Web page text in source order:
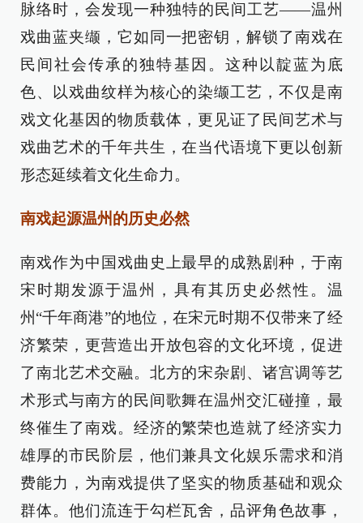
脉络时，会发现一种独特的民间工艺——温州
戏曲蓝夹缬，它如同一把密钥，解锁了南戏在
民间社会传承的独特基因。这种以靛蓝为底
色、以戏曲纹样为核心的染缬工艺，不仅是南
戏文化基因的物质载体，更见证了民间艺术与
戏曲艺术的千年共生，在当代语境下更以创新
形态延续着文化生命力。
南戏起源温州的历史必然
南戏作为中国戏曲史上最早的成熟剧种，于南
宋时期发源于温州，具有其历史必然性。温
州“千年商港”的地位，在宋元时期不仅带来了经
济繁荣，更营造出开放包容的文化环境，促进
了南北艺术交融。北方的宋杂剧、诸宫调等艺
术形式与南方的民间歌舞在温州交汇碰撞，最
终催生了南戏。经济的繁荣也造就了经济实力
雄厚的市民阶层，他们兼具文化娱乐需求和消
费能力，为南戏提供了坚实的物质基础和观众
群体。他们流连于勾栏瓦舍，品评角色故事，